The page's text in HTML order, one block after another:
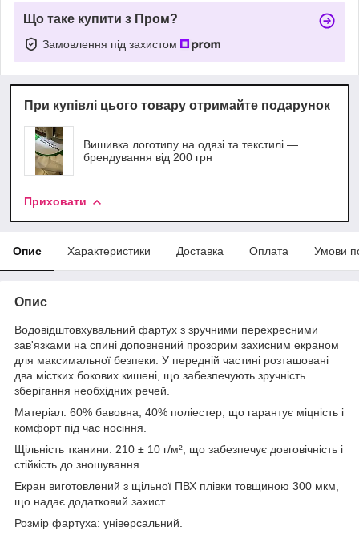
Що таке купити з Пром?
Замовлення під захистом
При купівлі цього товару отримайте подарунок
Вишивка логотипу на одязі та текстилі —
брендування від 200 грн
Приховати
Опис Характеристики Доставка Оплата Умови
Опис
Водовідштовхувальний фартух з зручними перехресними
зав'язками на спині доповнений прозорим захисним екраном
для максимальної безпеки. У передній частині розташовані
два містких бокових кишені, що забезпечують зручність
зберігання необхідних речей.
Матеріал: 60% бавовна, 40% поліестер, що гарантує міцність і
комфорт під час носіння.
Щільність тканини: 210 ± 10 г/м², що забезпечує довговічність і
стійкість до зношування.
Екран виготовлений з щільної ПВХ плівки товщиною 300 мкм,
що надає додатковий захист.
Розмір фартуха: універсальний.